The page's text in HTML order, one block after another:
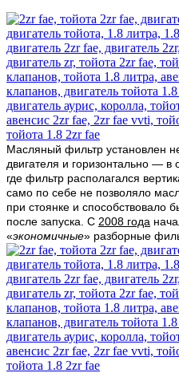
Масляный фильтр установлен
двигателя и горизонтально — в
где фильтр располагался
само по себе не позволяло
при стоянке и способствовало
после запуска. С 2008 года
«экономичные» разборные